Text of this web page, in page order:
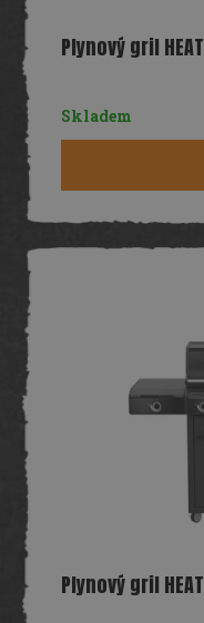
Plynový gril
Skladem
Plynový gril